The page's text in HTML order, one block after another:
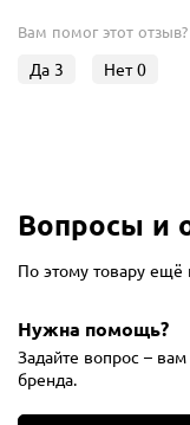
Вам помог этот отзыв?
Да 3 Нет0
Вопросы и
По этому товару ещё
Нужна помощь?
Задайте вопрос –
бренда.